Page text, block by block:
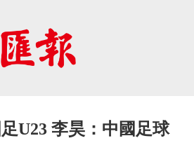
U23 李昊：中國足球